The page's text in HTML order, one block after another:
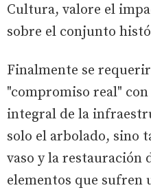
Cultura, valore el
sobre el conjunto
Finalmente se
"compromiso real"
integral de la
solo el arbolado, sino
vaso y la restauración
elementos que sufren